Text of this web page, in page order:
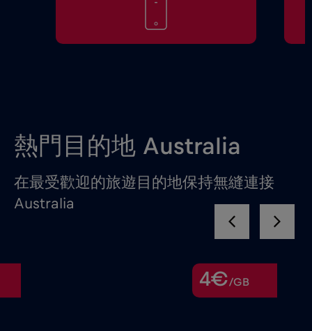
熱門目的地 Australia
在最受歡迎的旅遊目的地保持無縫連接
Australia
4€/GB